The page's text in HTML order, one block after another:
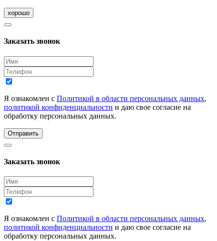
хорошо
Заказать звонок
Я ознакомлен с Политикой в области персональных данных,
политикой конфиденциальности и даю свое согласие на
обработку персональных данных.
Отправить
Заказать звонок
Я ознакомлен с Политикой в области персональных данных,
политикой конфиденциальности и даю свое согласие на
обработку персональных данных.